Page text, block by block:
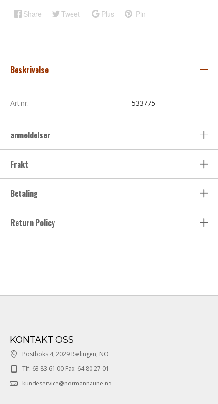
Share Tweet Plus Pin
Beskrivelse
Art.nr. 533775
anmeldelser
Frakt
Betaling
Return Policy
KONTAKT OSS
Postboks 4, 2029 Rælingen, NO
Tlf: 63 83 61 00 Fax: 64 80 27 01
kundeservice@normannaune.no